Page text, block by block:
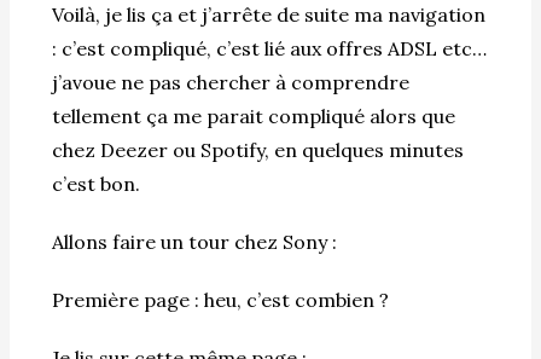
Voilà, je lis ça et j’arrête de suite ma navigation
: c’est compliqué, c’est lié aux offres ADSL etc…
j’avoue ne pas chercher à comprendre
tellement ça me parait compliqué alors que
chez Deezer ou Spotify, en quelques minutes
c’est bon.
Allons faire un tour chez Sony :
Première page : heu, c’est combien ?